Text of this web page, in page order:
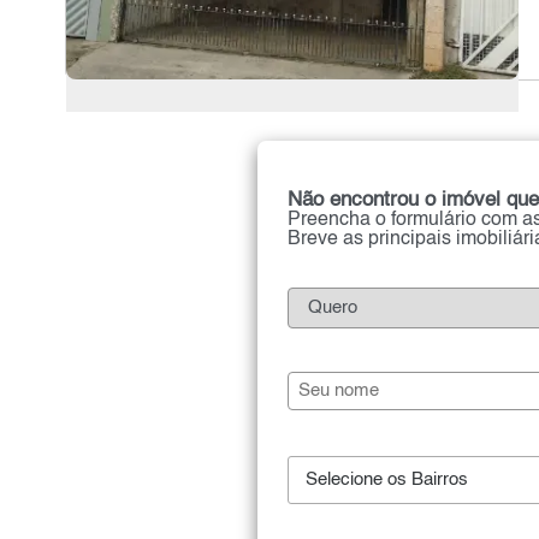
Não encontrou o imóvel
Preencha o formulário com
Breve as principais
Selecione os Bairros